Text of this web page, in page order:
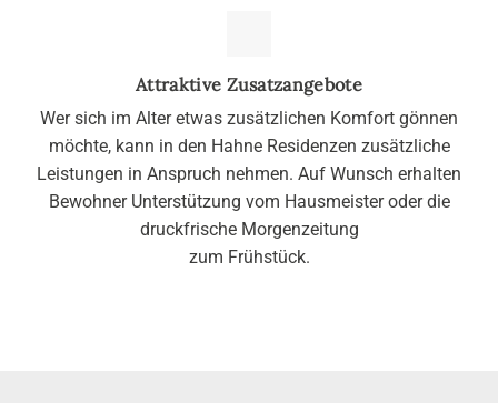
Attraktive Zusatzangebote
Wer sich im Alter etwas zusätzlichen Komfort gönnen
möchte, kann in den Hahne Residenzen zusätzliche
Leistungen in Anspruch nehmen. Auf Wunsch erhalten
Bewohner Unterstützung vom Hausmeister oder die
druckfrische Morgenzeitung
zum Frühstück.